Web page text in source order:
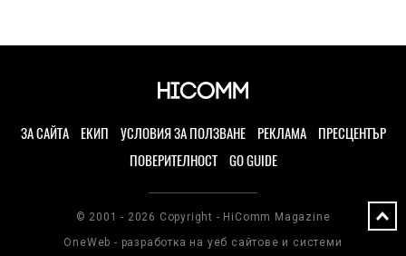
ЗА САЙТА ЕКИП УСЛОВИЯ ЗА ПОЛЗВАНЕ РЕКЛАМА
ПРЕСЦЕНТЪР
ПОВЕРИТЕЛНОСТ
GO GUIDE
© 2001 - 2026 Copyright - HiComm Magazine
OneWeb - разработка на уеб сайтове и системи